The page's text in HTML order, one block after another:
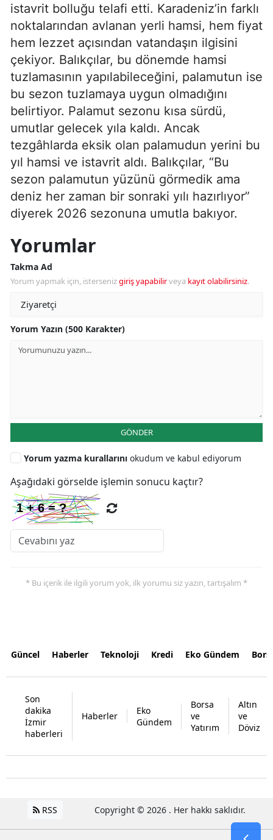
istavrit bolluğu telafi etti. Karadeniz’in farklı
noktalarından avlanan yerli hamsi, hem fiyat
hem lezzet açısından vatandaşın ilgisini
çekiyor. Balıkçılar, bu dönemde hamsi
tuzlamasının yapılabileceğini, palamutun ise
bu sezon tuzlamaya uygun olmadığını
belirtiyor. Palamut sezonu kısa sürdü,
umutlar gelecek yıla kaldı. Ancak
tezgâhlarda eksik olan palamudun yerini bu
yıl hamsi ve istavrit aldı. Balıkçılar, “Bu
sezon palamutun yüzünü görmedik ama
deniz her zaman bir sonraki yılı hazırlıyor”
diyerek 2026 sezonuna umutla bakıyor.
Yorumlar
Takma Ad
Yorum yapmak için, istersenizgiriş yapabilirveya kayıt olabilirsiniz.
Yorum Yazın (500 Karakter)
GÖNDER
Yorum yazma kurallarını okudum ve kabul ediyorum
Aşağıdaki görselde işlemin sonucu kaçtır?
* Bu içerik ile ilgili yorum yok, ilk yorumu siz yazın, tartışalım *
Güncel Haberler Teknoloji Kredi Eko Gündem
Son
dakika
İzmir
haberleri
Haberler
Eko
Gündem
Borsa
ve
Yatırım
Altın
ve
Döviz
RSS Copyright © 2026 . Her hakkı saklıdır.